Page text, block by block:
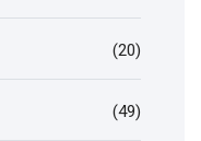
(20)
(49)